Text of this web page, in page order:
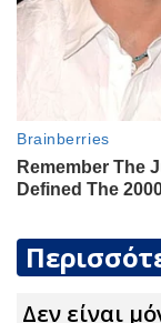
Δεν είναι